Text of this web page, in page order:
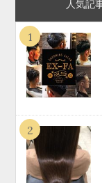
人気記
1
2